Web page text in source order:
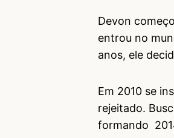
Devon
entrou no
anos, ele
Em 2010 se
rejeitado.
formando